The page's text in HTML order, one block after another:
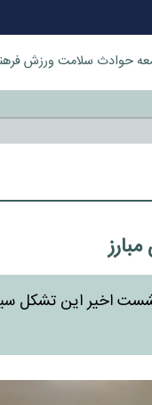
حوادث سلامت ورزش
اخیر این تشکل